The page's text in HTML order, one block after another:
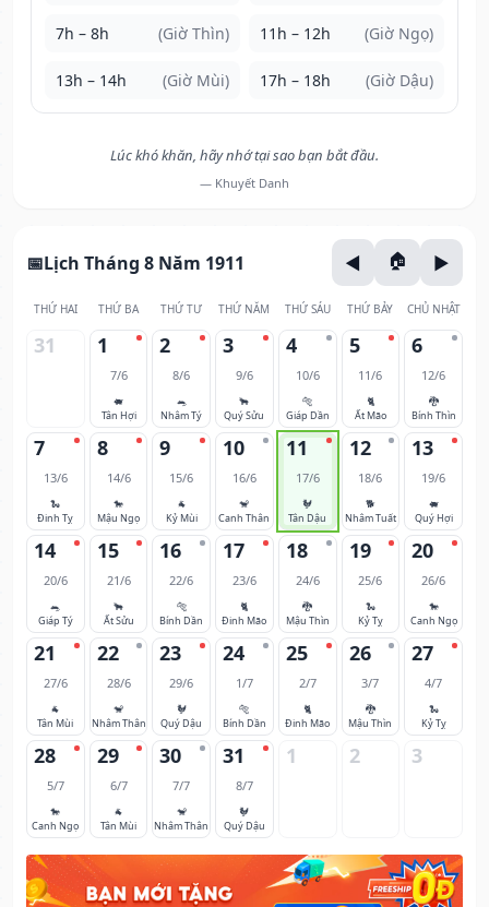
7h – 8h (Giờ Thìn) 11h – 12h (Giờ Ngọ)
13h – 14h (Giờ Mùi) 17h – 18h (Giờ Dậu)
Lúc khó khăn, hãy nhớ tại sao bạn bắt đầu.
— Khuyết Danh
Lịch Tháng 8 Năm 1911
THỨ HAI THỨ BA THỨ TƯ THỨ NĂM THỨ SÁU THỨ BẢY CHỦ NHẬT
31 1
7/6
🐖
Tân Hợi
2
8/6
🐀
Nhâm Tý
3
9/6
🐂
Quý Sửu
4
10/6
🐅
Giáp Dần
5
11/6
🐈
Ất Mão
6
12/6
🐉
Bính Thìn
7
13/6
🐍
Đinh Tỵ
8
14/6
🐎
Mậu Ngọ
9
15/6
🐐
Kỷ Mùi
10
16/6
🐒
Canh Thân
11
17/6
🐓
Tân Dậu
12
18/6
🐕
Nhâm Tuất
13
19/6
🐖
Quý Hợi
14
20/6
🐀
Giáp Tý
15
21/6
🐂
Ất Sửu
16
22/6
🐅
Bính Dần
17
23/6
🐈
Đinh Mão
18
24/6
🐉
Mậu Thìn
19
25/6
🐍
Kỷ Tỵ
20
26/6
🐎
Canh Ngọ
21
27/6
🐐
Tân Mùi
22
28/6
🐒
Nhâm Thân
23
29/6
🐓
Quý Dậu
24
1/7
🐅
Bính Dần
25
2/7
🐈
Đinh Mão
26
3/7
🐉
Mậu Thìn
27
4/7
🐍
Kỷ Tỵ
28
5/7
🐎
Canh Ngọ
29
6/7
🐐
Tân Mùi
30
7/7
🐒
Nhâm Thân
31
8/7
🐓
Quý Dậu
1 2 3